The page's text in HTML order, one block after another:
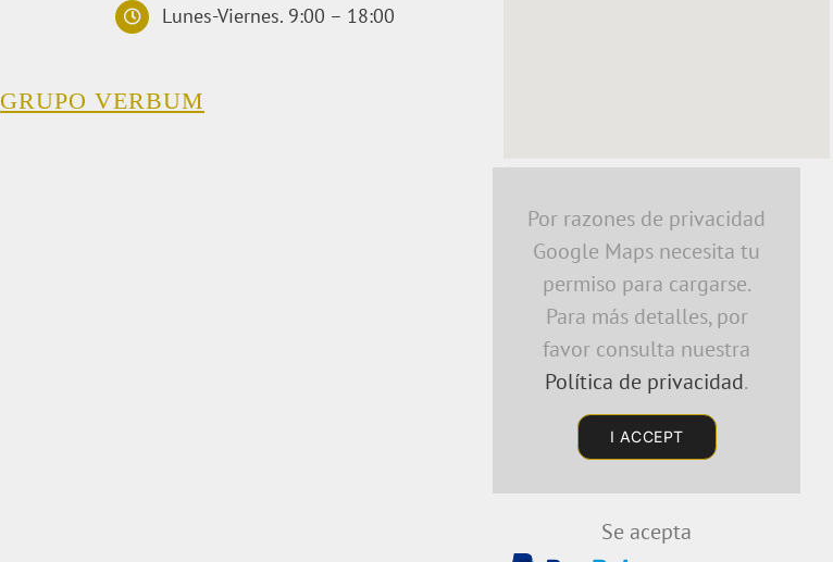
Lunes-Viernes. 9:00 – 18:00
GRUPO VERBUM
embedding a google map
Por razones de privacidad
Google Maps necesita tu
permiso para cargarse.
Para más detalles, por
favor consulta nuestra
Política de privacidad.
I ACCEPT
Se acepta